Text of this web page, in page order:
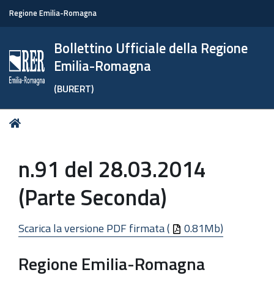
Regione Emilia-Romagna
Bollettino Ufficiale della Regione
Emilia-Romagna
(BURERT)
Tu
n.91 del 28.03.2014
(Parte Seconda)
Scarica la versione PDF firmata ( 0.81Mb)
Regione Emilia-Romagna